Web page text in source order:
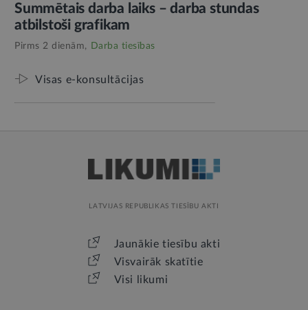
Summētais darba laiks – darba stundas
atbilstoši grafikam
Pirms 2 dienām, Darba tiesības
Visas e-konsultācijas
LATVIJAS REPUBLIKAS TIESĪBU AKTI
Jaunākie tiesību akti
Visvairāk skatītie
Visi likumi